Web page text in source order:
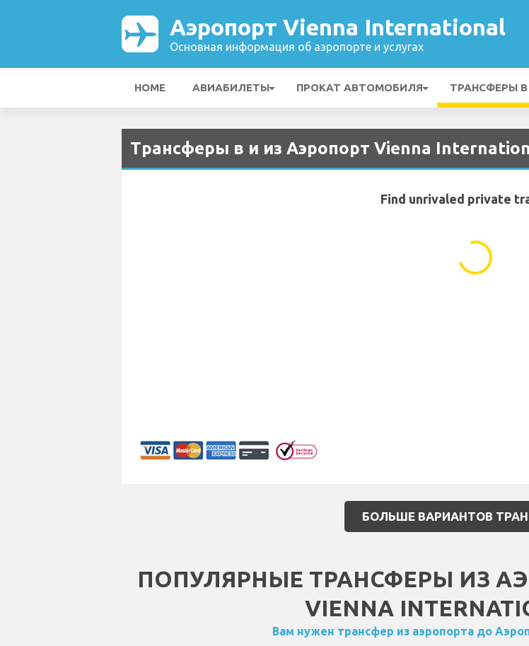
Аэропорт Vienna International
Основная информация об аэропорте и услугах
HOME АВИАБИЛЕТЫ ПРОКАТ АВТОМОБИЛЯ ТРАНСФЕРЫ
Трансферы в и из Аэропорт Vienna
Find unrivaled private
БОЛЬШЕ ВАРИАНТОВ
ПОПУЛЯРНЫЕ ТРАНСФЕРЫ ИЗ
VIENNA
Вам нужен трансфер из аэропорта до